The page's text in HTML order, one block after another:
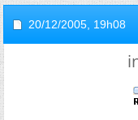
20/12/2005, 19h08